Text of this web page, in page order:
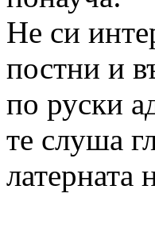
Не си
постни и
по руски
те слуша
латерната